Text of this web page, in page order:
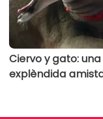
Ciervo y gato:
explèndida